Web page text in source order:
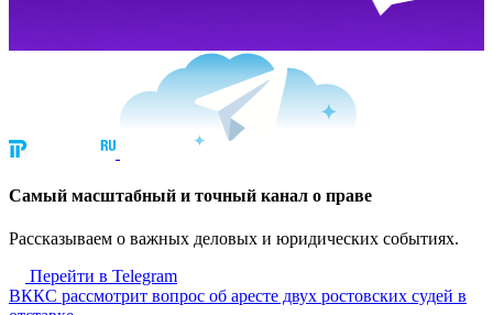
Cамый масштабный и точный канал о праве
Рассказываем о важных деловых и юридических событиях.
Перейти в Telegram
ВККС рассмотрит вопрос об аресте двух ростовских судей в